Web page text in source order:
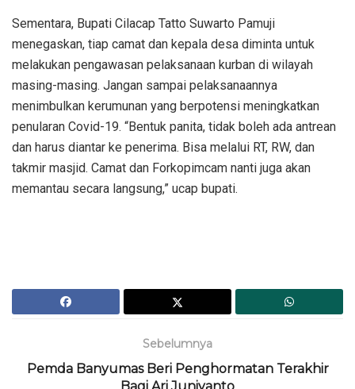
Sementara, Bupati Cilacap Tatto Suwarto Pamuji
menegaskan, tiap camat dan kepala desa diminta untuk
melakukan pengawasan pelaksanaan kurban di wilayah
masing-masing. Jangan sampai pelaksanaannya
menimbulkan kerumunan yang berpotensi meningkatkan
penularan Covid-19. “Bentuk panita, tidak boleh ada antrean
dan harus diantar ke penerima. Bisa melalui RT, RW, dan
takmir masjid. Camat dan Forkopimcam nanti juga akan
memantau secara langsung,” ucap bupati.
Sebelumnya
Pemda Banyumas Beri Penghormatan Terakhir